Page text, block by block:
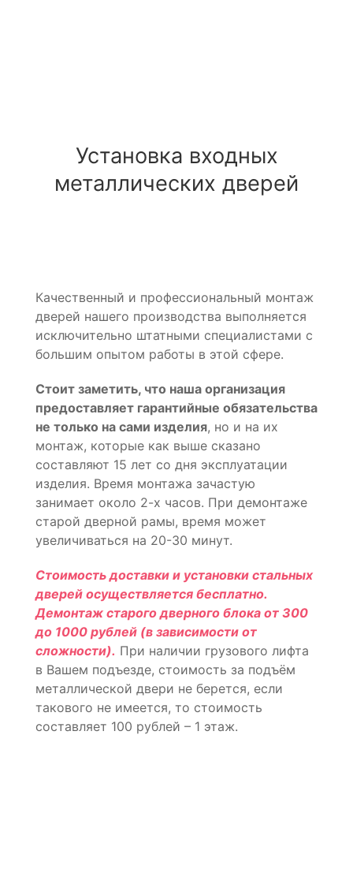
Установка входных
металлических дверей
Качественный и профессиональный монтаж
дверей нашего производства выполняется
исключительно штатными специалистами с
большим опытом работы в этой сфере.
Стоит заметить, что наша организация
предоставляет гарантийные обязательства
не только на сами изделия, но и на их
монтаж, которые как выше сказано
составляют 15 лет со дня эксплуатации
изделия. Время монтажа зачастую
занимает около 2-х часов. При демонтаже
старой дверной рамы, время может
увеличиваться на 20-30 минут.
Стоимость доставки и установки стальных
дверей осуществляется бесплатно.
Демонтаж старого дверного блока от 300
до 1000 рублей (в зависимости от
сложности). При наличии грузового лифта
в Вашем подъезде, стоимость за подъём
металлической двери не берется, если
такового не имеется, то стоимость
составляет 100 рублей – 1 этаж.